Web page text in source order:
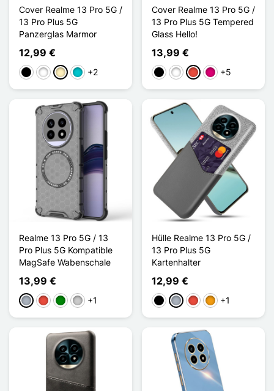
Cover Realme 13 Pro 5G /
13 Pro Plus 5G
Panzerglas Marmor
12,99 €
Schwarz
WeißGoldenTürkis
+2
Cover Realme 13 Pro 5G /
13 Pro Plus 5G Tempered
Glass Hello!
13,99 €
Schwarz
WeißRot Magenta
+5
Realme 13 Pro 5G / 13
Pro Plus 5G Kompatible
MagSafe Wabenschale
13,99 €
GrauRot GrünTransparent
+1
Hülle Realme 13 Pro 5G /
13 Pro Plus 5G
Kartenhalter
12,99 €
Schwarz
GrauRot Orange
+1